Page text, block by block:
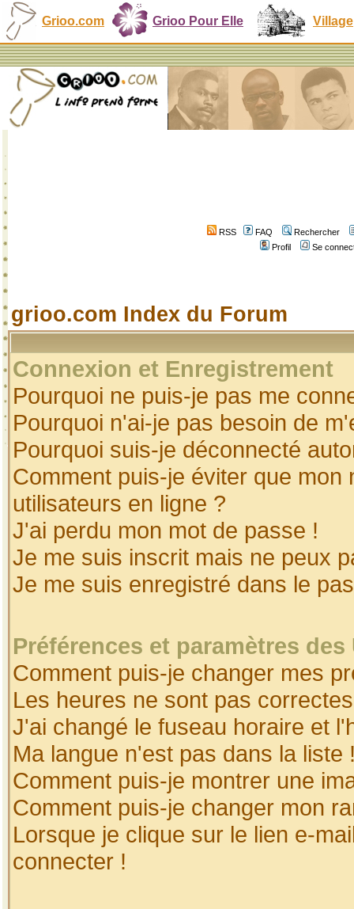
Grioo.com Grioo Pour Elle Village
RSS FAQ
Rechercher
Profil
Se
grioo.com Index du Forum
Connexion et Enregistrement
Pourquoi ne puis-je pas me
Pourquoi n'ai-je pas besoin de
Pourquoi suis-je déconnecté
Comment puis-je éviter que
utilisateurs en ligne ?
J'ai perdu mon mot de passe !
Je me suis inscrit mais ne peux
Je me suis enregistré dans le
Préférences et paramètres
Comment puis-je changer mes
Les heures ne sont pas
J'ai changé le fuseau horaire et
Ma langue n'est pas dans la liste
Comment puis-je montrer une
Comment puis-je changer mon
Lorsque je clique sur le lien e-
connecter !